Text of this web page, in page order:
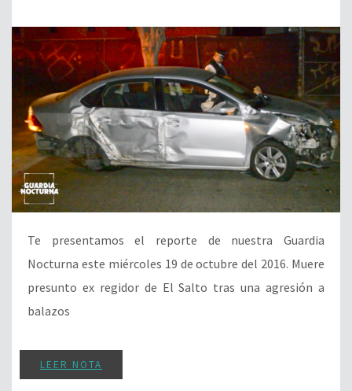
Te presentamos el reporte de nuestra Guardia
Nocturna este miércoles 19 de octubre del 2016. Muere
presunto ex regidor de El Salto tras una agresión a
balazos
LEER NOTA